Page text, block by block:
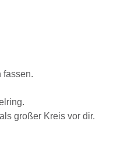
fassen.
großer Kreis vor dir.